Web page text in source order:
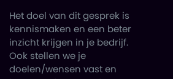
Het doel van dit gesprek is
kennismaken en een beter
inzicht krijgen in je bedrijf.
Ook stellen we je
doelen/wensen vast en